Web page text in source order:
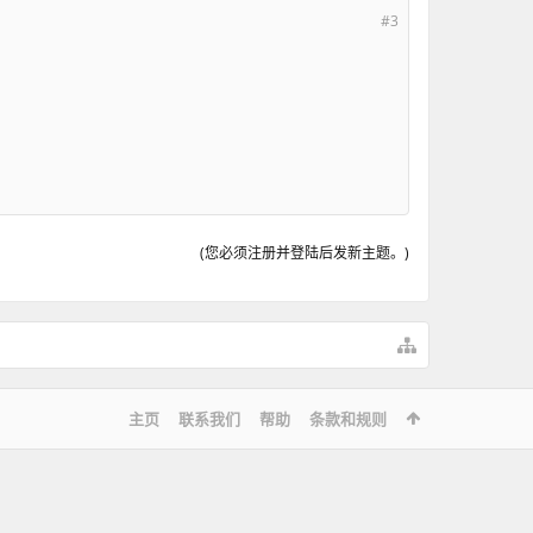
#3
(您必须注册并登陆后发新主题。)
主页 联系我们 帮助 条款和规则